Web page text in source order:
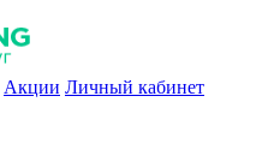
Акции Личный кабинет